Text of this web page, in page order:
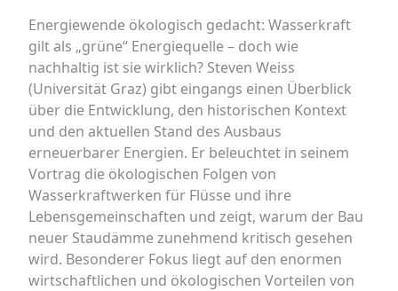
Energiewende ökologisch gedacht: Wasserkraft
gilt als „grüne“ Energiequelle – doch wie
nachhaltig ist sie wirklich? Steven Weiss
(Universität Graz) gibt eingangs einen Überblick
über die Entwicklung, den historischen Kontext
und den aktuellen Stand des Ausbaus
erneuerbarer Energien. Er beleuchtet in seinem
Vortrag die ökologischen Folgen von
Wasserkraftwerken für Flüsse und ihre
Lebensgemeinschaften und zeigt, warum der Bau
neuer Staudämme zunehmend kritisch gesehen
wird. Besonderer Fokus liegt auf den enormen
wirtschaftlichen und ökologischen Vorteilen von